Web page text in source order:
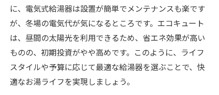
に、電気式給湯器は設置が簡単でメンテナンスも楽です
が、冬場の電気代が気になるところです。エコキュート
は、昼間の太陽光を利用できるため、省エネ効果が高い
ものの、初期投資がやや高めです。このように、ライフ
スタイルや予算に応じて最適な給湯器を選ぶことで、快
適なお湯ライフを実現しましょう。